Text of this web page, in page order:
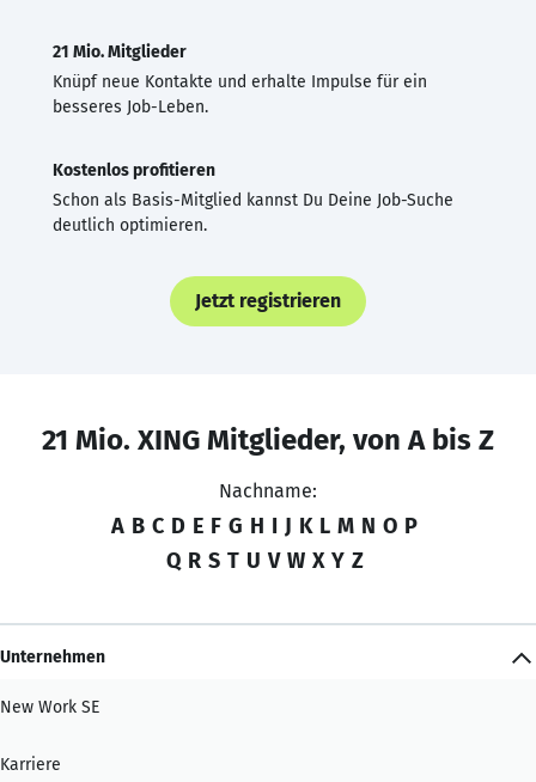
21 Mio. Mitglieder
Knüpf neue Kontakte und erhalte Impulse für ein
besseres Job-Leben.
Kostenlos profitieren
Schon als Basis-Mitglied kannst Du Deine Job-Suche
deutlich optimieren.
Jetzt registrieren
21 Mio. XING Mitglieder, von A bis Z
Nachname:
A B C D E F G H I J K L M N O P
Q R S T U V W X Y Z
Unternehmen
New Work SE
Karriere